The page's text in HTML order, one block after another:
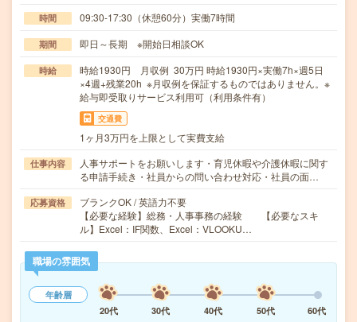
時間 09:30-17:30（休憩60分）実働7時間
期間 即日～長期 ※開始日相談OK
時給
時給1930円 月収例 30万円 時給1930円×実働7h×週5日
×4週+残業20h ※月収例を保証するものではありません。※
給与即受取りサービス利用可（利用条件有）
交通費
1ヶ月3万円を上限として実費支給
仕事内容
人事サポートをお願いします・育児休暇や介護休暇に関す
る申請手続き・社員からの問い合わせ対応・社員の面…
応募資格
ブランクOK / 英語力不要
【必要な経験】総務・人事事務の経験 【必要なスキ
ル】Excel：IF関数、Excel：VLOOKU…
職場の雰囲気
年齢層
20代
30代 40代 50代
60代